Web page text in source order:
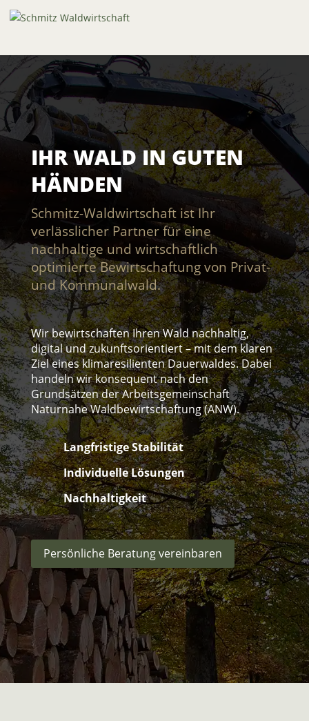
IHR WALD IN GUTEN
HÄNDEN
Schmitz-Waldwirtschaft ist Ihr
verlässlicher Partner für eine
nachhaltige und wirtschaftlich
optimierte Bewirtschaftung von Privat-
und Kommunalwald.
Wir bewirtschaften Ihren Wald nachhaltig,
digital und zukunftsorientiert – mit dem klaren
Ziel eines klimaresilienten Dauerwaldes. Dabei
handeln wir konsequent nach den
Grundsätzen der Arbeitsgemeinschaft
Naturnahe Waldbewirtschaftung (ANW).
Langfristige Stabilität
Individuelle Lösungen
Nachhaltigkeit
Persönliche Beratung vereinbaren
R